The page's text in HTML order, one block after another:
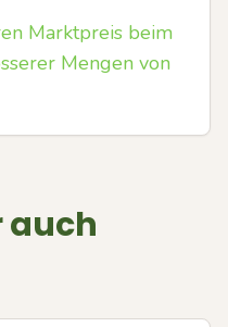
Marktpreis beim
Mengen von
auch